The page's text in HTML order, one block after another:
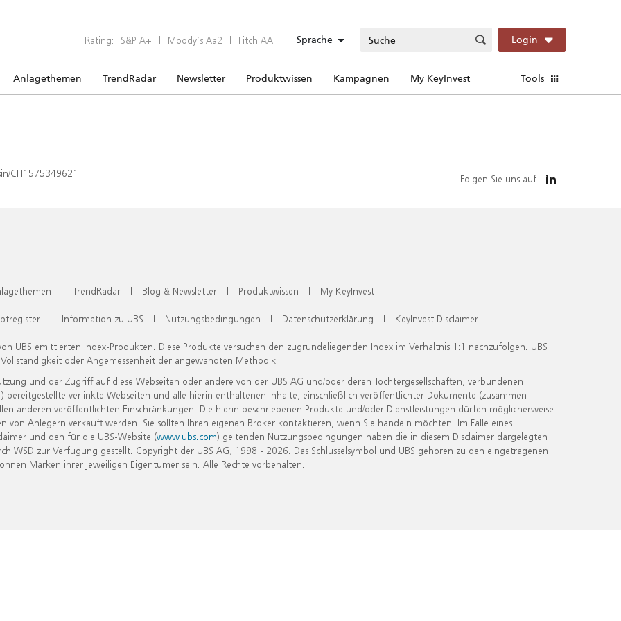
Rating: S&P A+ | Moody’s Aa2 | Fitch AA Sprache Login
Anlagethemen TrendRadar Newsletter Produktwissen Kampagnen My KeyInvest Tools
CH1575349621 Folgen Sie uns auf
| TrendRadar | Blog & Newsletter | Produktwissen | My KeyInvest
| Information zu UBS | Nutzungsbedingungen | Datenschutzerklärung | KeyInvest Disclaimer
UBS emittierten Index-Produkten. Diese Produkte versuchen den zugrundeliegenden Index im Verhältnis 1:1 nachzufolgen. UBS
oder Angemessenheit der angewandten Methodik.
und der Zugriff auf diese Webseiten oder andere von der UBS AG und/oder deren Tochtergesellschaften, verbundenen
verlinkte Webseiten und alle hierin enthaltenen Inhalte, einschließlich veröffentlichter Dokumente (zusammen
anderen veröffentlichten Einschränkungen. Die hierin beschriebenen Produkte und/oder Dienstleistungen dürfen möglicherweise
Anlegern verkauft werden. Sie sollten Ihren eigenen Broker kontaktieren, wenn Sie handeln möchten. Im Falle eines
und den für die UBS-Website (www.ubs.com) geltenden Nutzungsbedingungen haben die in diesem Disclaimer dargelegten
zur Verfügung gestellt. Copyright der UBS AG, 1998 - 2026. Das Schlüsselsymbol und UBS gehören zu den eingetragenen
Marken ihrer jeweiligen Eigentümer sein. Alle Rechte vorbehalten.